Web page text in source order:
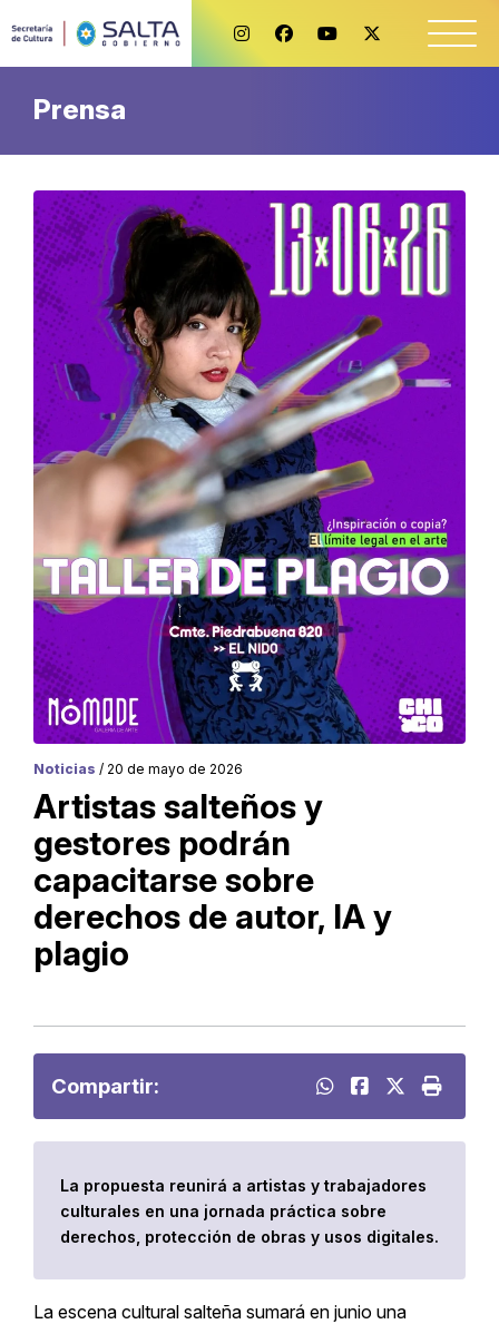
Prensa
Noticias / 20 de mayo de 2026
Artistas salteños y
gestores podrán
capacitarse sobre
derechos de autor, IA y
plagio
Compartir:
La propuesta reunirá a artistas y trabajadores
culturales en una jornada práctica sobre
derechos, protección de obras y usos digitales.
La escena cultural salteña sumará en junio una